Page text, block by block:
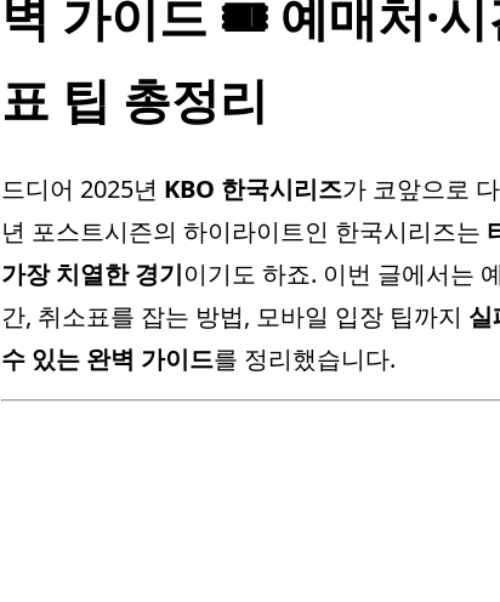
벽 가이드 🎟 예매처·시
표 팁 총정리
드디어 2025년 KBO 한국시리즈가 코앞으로
년 포스트시즌의 하이라이트인 한국시리즈는
가장 치열한 경기이기도 하죠. 이번 글에서는
간, 취소표를 잡는 방법, 모바일 입장 팁까지 실
수 있는 완벽 가이드를 정리했습니다.